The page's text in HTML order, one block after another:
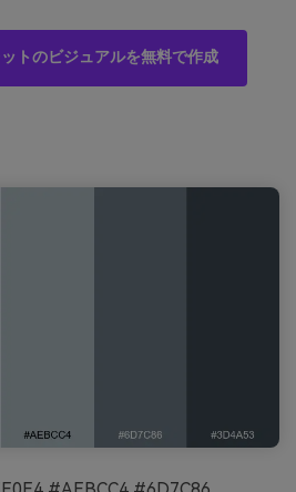
トのビジュアルを無料で作成